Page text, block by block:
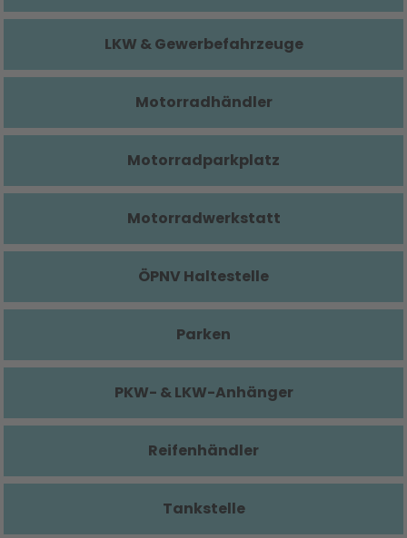
LKW & Gewerbefahrzeuge
Motorradhändler
Motorradparkplatz
Motorradwerkstatt
ÖPNV Haltestelle
Parken
PKW- & LKW-Anhänger
Reifenhändler
Tankstelle